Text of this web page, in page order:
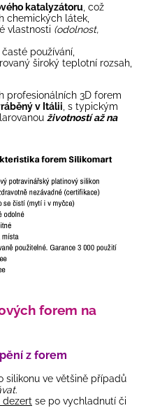
katalyzátoru , což
chemických látek,
vlastnosti (odolnost,
používání,
široký teplotní rozsah,
profesionálních 3D forem
v Itálii , s typickým
životností až na
forem na
z forem
silikonu ve většině případů
.
dezert se po vychladnutí či